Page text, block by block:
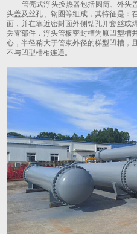
管壳式浮头换热器包括圆筒、外头
头盖及丝孔、钢圈等组成，其特征是：
面，并在靠近密封面外侧钻孔并套丝或
关零部件，浮头管板密封槽为原凹型槽
心，半径稍大于管束外径的梯型凹槽，
不与凹型槽相连通。